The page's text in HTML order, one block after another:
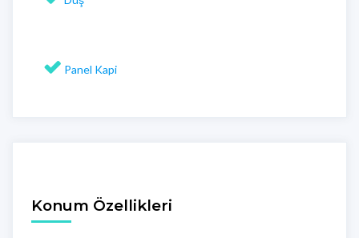
Panel Kapi
Konum Özellikleri